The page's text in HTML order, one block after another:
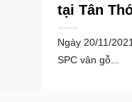
tại Tân
Ngày 20/11/
SPC vân gỗ...